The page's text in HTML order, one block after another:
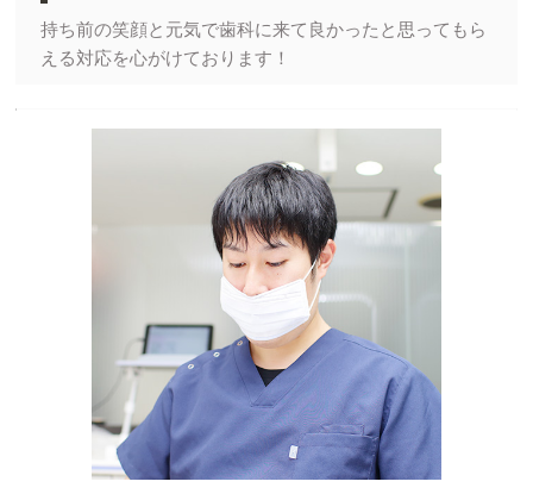
持ち前の笑顔と元気で歯科に来て良かったと思ってもら
える対応を心がけております！